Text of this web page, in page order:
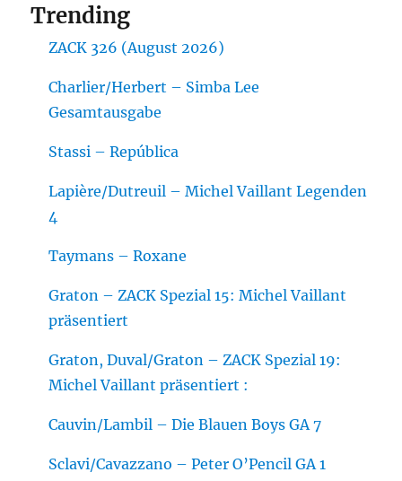
Trending
ZACK 326 (August 2026)
Charlier/Herbert – Simba Lee
Gesamtausgabe
Stassi – República
Lapière/Dutreuil – Michel Vaillant Legenden
4
Taymans – Roxane
Graton – ZACK Spezial 15: Michel Vaillant
präsentiert
Graton, Duval/Graton – ZACK Spezial 19:
Michel Vaillant präsentiert :
Cauvin/Lambil – Die Blauen Boys GA 7
Sclavi/Cavazzano – Peter O’Pencil GA 1